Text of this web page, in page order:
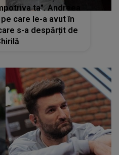
ta". Andreea
care le-a avut în
s-a despărțit de